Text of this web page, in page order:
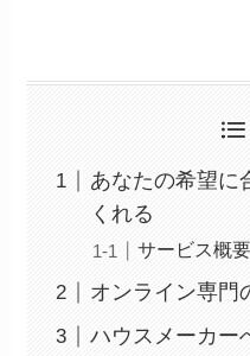
あなたの希望に
くれる
サービス概要
オンライン専門
ハウスメーカー